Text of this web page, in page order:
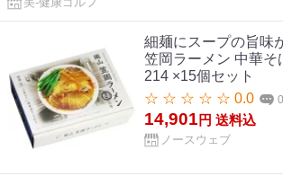
細麺にスープの旨味
笠岡ラーメン 中華そ
214 ×15個セット
☆ ☆ ☆ ☆ ☆ 0.0
14,901 円 送料込
ノースウェブ